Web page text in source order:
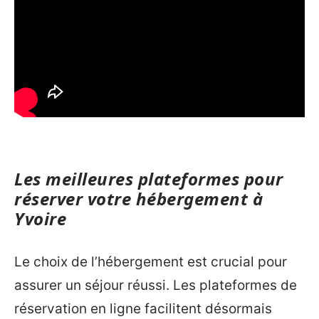
Les meilleures plateformes pour
réserver votre hébergement à
Yvoire
Le choix de l’hébergement est crucial pour
assurer un séjour réussi. Les plateformes de
réservation en ligne facilitent désormais